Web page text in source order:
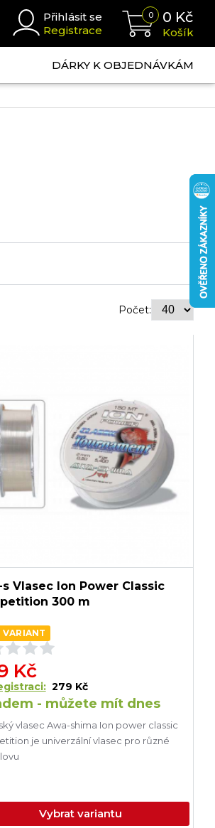
Přihlásit se
Registrace
0 0 Kč
Košík
DÁRKY K OBJEDNÁVKÁM
Počet:
Vlasec Ion Power Classic
300 m
VARIANT
Kč
279 Kč
- můžete mít dnes
vlasec Awa-shima Ion power classic
je univerzální vlasec pro různé
Vybrat variantu